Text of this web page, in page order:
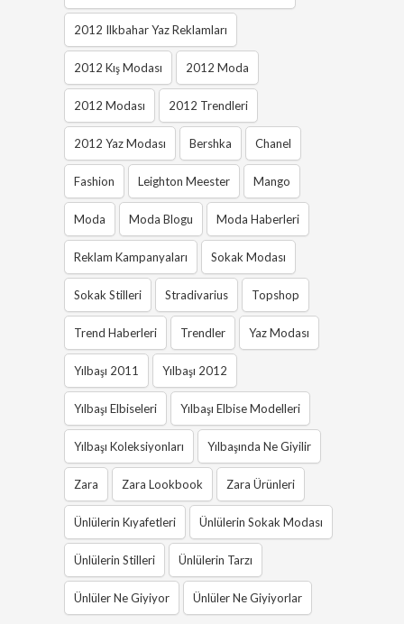
2012 Ilkbahar Yaz Reklamları
2012 Kış Modası 2012 Moda
2012 Modası 2012 Trendleri
2012 Yaz Modası Bershka Chanel
Fashion Leighton Meester Mango
Moda Moda Blogu Moda Haberleri
Reklam Kampanyaları Sokak Modası
Sokak Stilleri Stradivarius Topshop
Trend Haberleri Trendler Yaz Modası
Yılbaşı 2011 Yılbaşı 2012
Yılbaşı Elbiseleri Yılbaşı Elbise Modelleri
Yılbaşı Koleksiyonları Yılbaşında Ne Giyilir
Zara Zara Lookbook Zara Ürünleri
Ünlülerin Kıyafetleri Ünlülerin Sokak Modası
Ünlülerin Stilleri Ünlülerin Tarzı
Ünlüler Ne Giyiyor Ünlüler Ne Giyiyorlar